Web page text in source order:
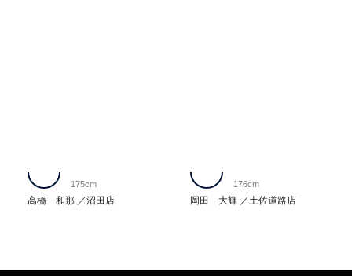
高橋 和那 沼田店
175cm
岡田 大輝 土佐道路店
176cm